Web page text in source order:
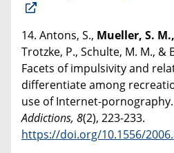
14. Antons, S., Mueller, S. M.,
Trotzke, P., Schulte, M. M., &
Facets of impulsivity and
differentiate among
use of Internet-pornography.
Addictions, 8(2), 223-233.
https://doi.org/10.1556/